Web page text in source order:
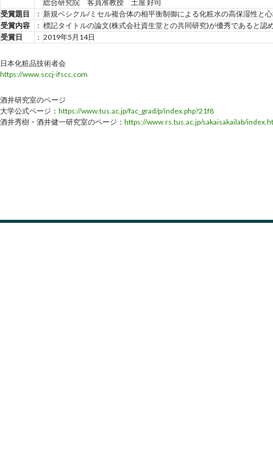
総合研究院 客員准教授 土屋 好司
受賞題目
： 新規ベシクル/ミセル複合体の相平衡制御による化粧水の高保湿性と
受賞内容
： 標記タイトルの論文(株式会社資生堂との共同研究)が優秀であると認
受賞日
： 2019年5月14日
日本化粧品技術者会
https://www.sccj-ifscc.com
酒井研究室のページ
大学公式ページ： https://www.tus.ac.jp/fac_grad/p/index.php?21f8
酒井秀樹・酒井健一研究室のページ： https://www.rs.tus.ac.jp/sakaisakailab/